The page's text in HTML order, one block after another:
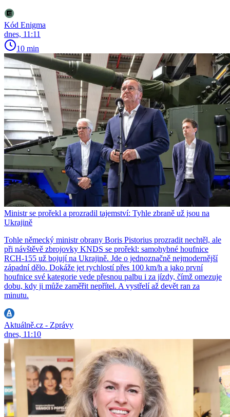
Kód Enigma
dnes, 11:11
10 min
Ministr se prořekl a prozradil tajemství: Tyhle zbraně už jsou na
Ukrajině
Tohle německý ministr obrany Boris Pistorius prozradit nechtěl, ale
při návštěvě zbrojovky KNDS se prořekl: samohybné houfnice
RCH-155 už bojují na Ukrajině. Jde o jednoznačně nejmodernější
západní dělo. Dokáže jet rychlostí přes 100 km/h a jako první
houfnice své kategorie vede přesnou palbu i za jízdy, čímž omezuje
dobu, kdy ji může zaměřit nepřítel. A vystřelí až devět ran za
minutu.
Aktuálně.cz - Zprávy
dnes, 11:10